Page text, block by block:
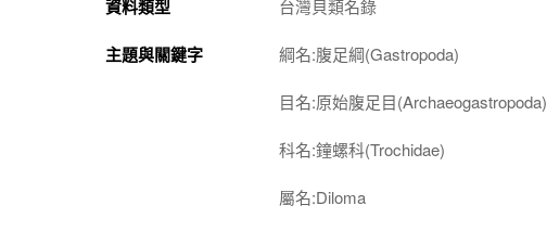
資料類型 台灣貝類名錄
主題與關鍵字 綱名:腹足綱(Gastropoda)
目名:原始腹足目(Archaeogastropoda)
科名:鐘螺科(Trochidae)
屬名:Diloma